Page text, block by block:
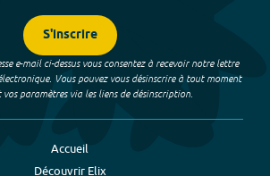
S'inscrire
e-mail ci-dessus vous consentez à recevoir notre lettre
Vous pouvez vous désinscrire à tout moment
paramètres via les liens de désinscription.
Accueil
Découvrir Elix